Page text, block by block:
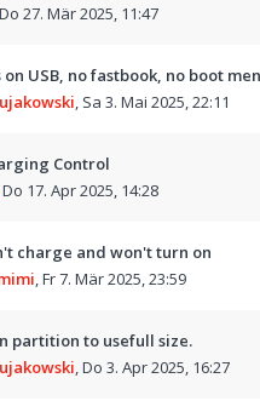
Do 27. Mär 2025, 11:47
USB, no fastbook, no boot
, Sa 3. Mai 2025, 22:11
Control
Do 17. Apr 2025, 14:28
charge and won't turn on
,Fr 7. Mär 2025, 23:59
partition to usefull size.
,Do 3. Apr 2025, 16:27